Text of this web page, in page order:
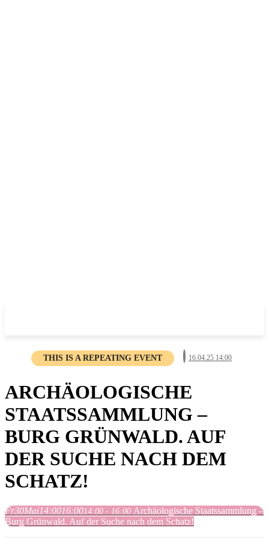
THIS IS A REPEATING EVENT 16.04.25 14:00
ARCHÄOLOGISCHE
STAATSSAMMLUNG –
BURG GRÜNWALD. AUF
DER SUCHE NACH DEM
SCHATZ!
Fr30Mai14:0016:0014:00 - 16:00 Archäologische Staatssammlung –
Burg Grünwald. Auf der Suche nach dem Schatz!